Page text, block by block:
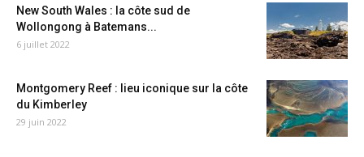
New South Wales : la côte sud de
Wollongong à Batemans...
6 juillet 2022
Montgomery Reef : lieu iconique sur la côte
du Kimberley
29 juin 2022